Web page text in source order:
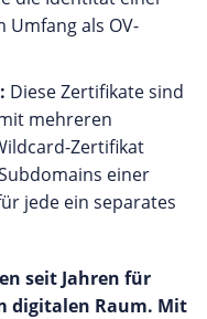
als OV-
: Diese Zertifikate sind
mehreren
Zertifikat
einer
jede ein separates
seit Jahren für
digitalen Raum. Mit